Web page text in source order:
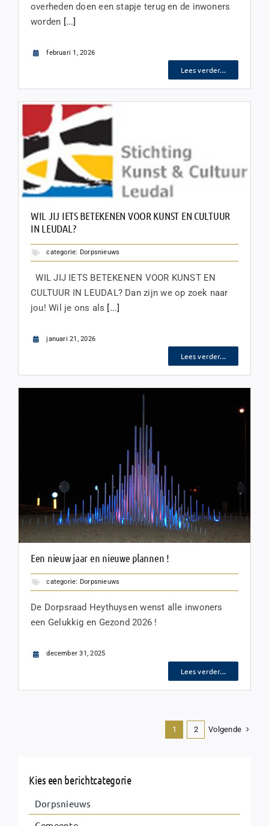
overheden doen een stapje terug en de inwoners
worden [...]
februari 1, 2026
Lees verder...
WIL JIJ IETS BETEKENEN VOOR KUNST EN CULTUUR
IN LEUDAL?
categorie: Dorpsnieuws
WIL JIJ IETS BETEKENEN VOOR KUNST EN
CULTUUR IN LEUDAL? Dan zijn we op zoek naar
jou! Wil je ons als [...]
januari 21, 2026
Lees verder...
Een nieuw jaar en nieuwe plannen !
categorie: Dorpsnieuws
De Dorpsraad Heythuysen wenst alle inwoners
een Gelukkig en Gezond 2026 !
december 31, 2025
Lees verder...
1 2 Volgende
Kies een berichtcategorie
Dorpsnieuws